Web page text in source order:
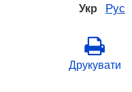
Укр Рус
Друкувати